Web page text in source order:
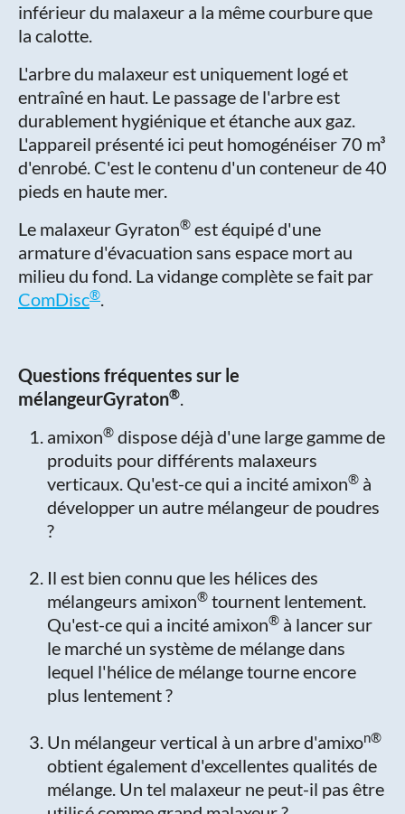
inférieur du malaxeur a la même courbure que
la calotte.
L'arbre du malaxeur est uniquement logé et
entraîné en haut. Le passage de l'arbre est
durablement hygiénique et étanche aux gaz.
L'appareil présenté ici peut homogénéiser 70 m³
d'enrobé. C'est le contenu d'un conteneur de 40
pieds en haute mer.
Le malaxeur Gyraton® est équipé d'une
armature d'évacuation sans espace mort au
milieu du fond. La vidange complète se fait par
ComDisc®.
Questions fréquentes sur le
mélangeurGyraton®.
amixon® dispose déjà d'une large gamme de
produits pour différents malaxeurs
verticaux. Qu'est-ce qui a incité amixon® à
développer un autre mélangeur de poudres
?
Il est bien connu que les hélices des
mélangeurs amixon® tournent lentement.
Qu'est-ce qui a incité amixon® à lancer sur
le marché un système de mélange dans
lequel l'hélice de mélange tourne encore
plus lentement ?
Un mélangeur vertical à un arbre d'amixon®
obtient également d'excellentes qualités de
mélange. Un tel malaxeur ne peut-il pas être